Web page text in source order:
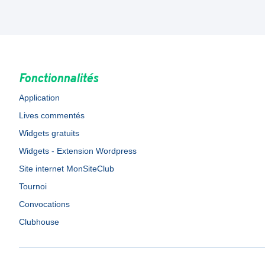
Fonctionnalités
Application
Lives commentés
Widgets gratuits
Widgets - Extension Wordpress
Site internet MonSiteClub
Tournoi
Convocations
Clubhouse